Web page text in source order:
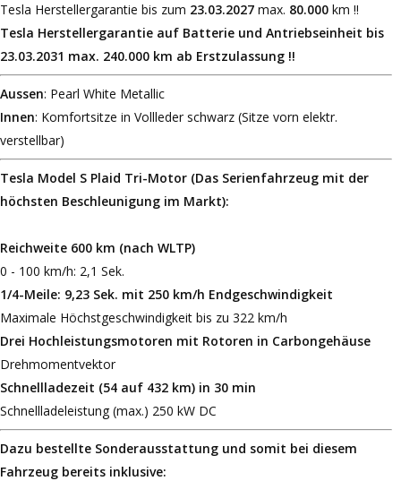
Tesla Herstellergarantie bis zum 23.03.2027 max. 80.000 km !!
Tesla Herstellergarantie auf Batterie und Antriebseinheit bis
23.03.2031 max. 240.000 km ab Erstzulassung !!
Aussen: Pearl White Metallic
Innen: Komfortsitze in Vollleder schwarz (Sitze vorn elektr.
verstellbar)
Tesla Model S Plaid Tri-Motor (Das Serienfahrzeug mit der
höchsten Beschleunigung im Markt):
Reichweite 600 km (nach WLTP)
0 - 100 km/h: 2,1 Sek.
1/4-Meile: 9,23 Sek. mit 250 km/h Endgeschwindigkeit
Maximale Höchstgeschwindigkeit bis zu 322 km/h
Drei Hochleistungsmotoren mit Rotoren in Carbongehäuse
Drehmomentvektor
Schnellladezeit (54 auf 432 km) in 30 min
Schnellladeleistung (max.) 250 kW DC
Dazu bestellte Sonderausstattung und somit bei diesem
Fahrzeug bereits inklusive: